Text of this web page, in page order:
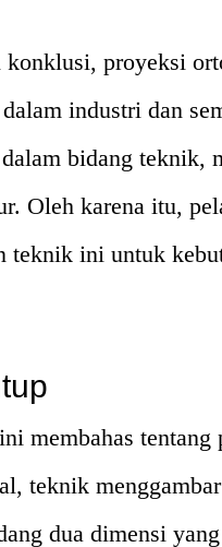
konklusi, proyeksi
industri dan
bidang teknik,
Oleh karena itu,
teknik ini untuk
membahas tentang
teknik
dua dimensi